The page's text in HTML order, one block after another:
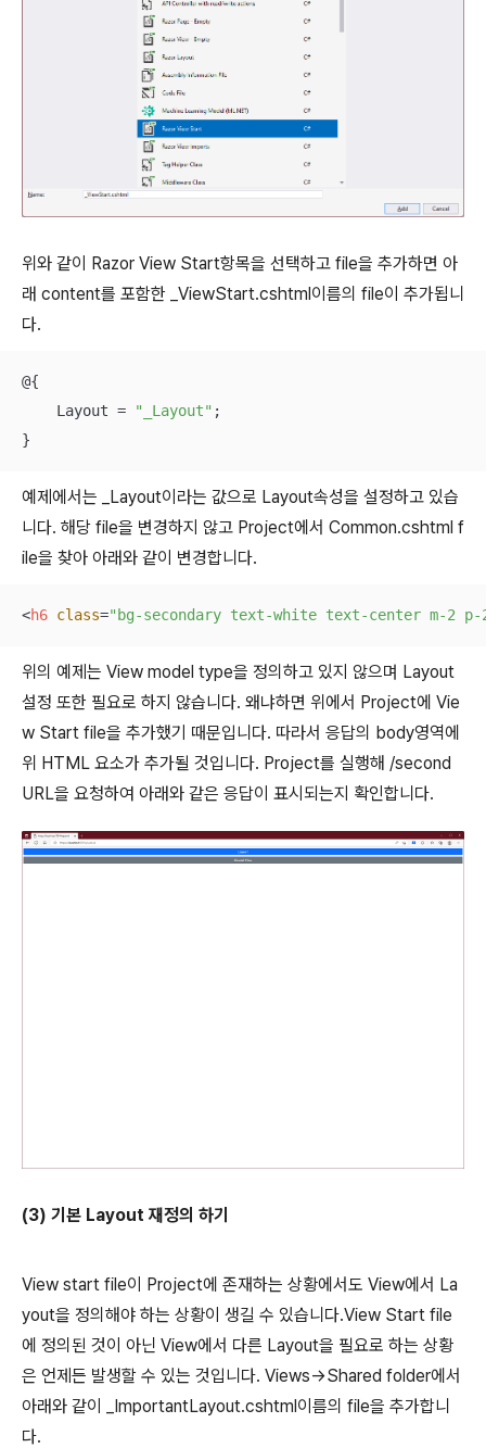
위와 같이 Razor View Start항목을 선택하고 file을 추가하면 아
래 content를 포함한 _ViewStart.cshtml이름의 file이 추가됩니
다.
@{
    Layout =
"_Layout" ;
}
예제에서는 _Layout이라는 값으로 Layout속성을 설정하고 있습
니다. 해당 file을 변경하지 않고 Project에서 Common.cshtml f
ile을 찾아 아래와 같이 변경합니다.
<h6 class="bg-secondary text-white text-center m-2 p-
위의 예제는 View model type을 정의하고 있지 않으며 Layout
설정 또한 필요로 하지 않습니다. 왜냐하면 위에서 Project에 Vie
w Start file을 추가했기 때문입니다. 따라서 응답의 body영역에
위 HTML 요소가 추가될 것입니다. Project를 실행해 /second
URL을 요청하여 아래와 같은 응답이 표시되는지 확인합니다.
(3) 기본 Layout 재정의 하기
View start file이 Project에 존재하는 상황에서도 View에서 La
yout을 정의해야 하는 상황이 생길 수 있습니다.View Start file
에 정의된 것이 아닌 View에서 다른 Layout을 필요로 하는 상황
은 언제든 발생할 수 있는 것입니다. Views->Shared folder에서
아래와 같이 _ImportantLayout.cshtml이름의 file을 추가합니
다.